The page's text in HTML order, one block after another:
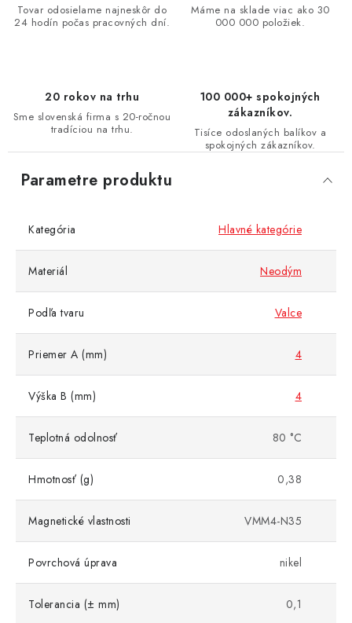
Tovar odosielame najneskôr do
24 hodín počas pracovných dní.
Máme na sklade viac ako 30
000 000 položiek.
20 rokov na trhu
Sme slovenská firma s 20-ročnou
tradíciou na trhu.
100 000+ spokojných
zákazníkov.
Tisíce odoslaných balíkov a
spokojných zákazníkov.
Parametre produktu
Kategória Hlavné kategórie
Materiál Neodým
Podľa tvaru Valce
Priemer A (mm) 4
Výška B (mm) 4
Teplotná odolnosť 80 °C
Hmotnosť (g) 0,38
Magnetické vlastnosti VMM4-N35
Povrchová úprava nikel
Tolerancia (± mm) 0,1